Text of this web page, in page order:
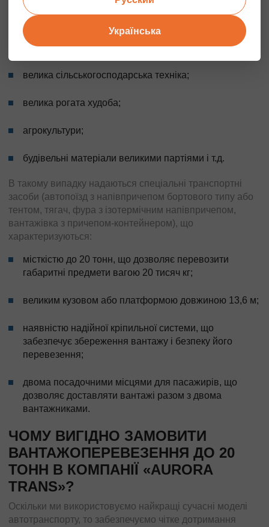
транспортування промислових газових котлів;
виробниче обладнання;
велика сільськогосподарська техніка;
велика рогата худоба;
агрокультури;
будівельні матеріали великими партіями і т.д.
В такому випадку надаються спеціальні транспортні
засоби (автопоїзд з напівпричепом бортового типу або
тентом, тягач, фура з ізотермічним напівпричепом,
вантажівка з причепом-контейнером), що
характеризуються:
місткістю до 20 тонн, що дозволяє перевозити
габаритні предмети вагою 20 тисяч кг;
великим кузовом або платформою довжиною 13,6 м;
наявністю надійної кріпильної системи, що
забезпечує збереження вантажу і безпеку його
перевезення;
двома посадочними місцями для пасажирів, що
дозволяє доставляти вантажі разом з двома
вантажниками.
ЧОМУ ВИГІДНО ЗАМОВИТИ
ВАНТАЖОПЕРЕВЕЗЕННЯ ДО 20
ТОНН В КОМПАНІЇ «AURORA
TRANS»?
Оскільки ми використовуємо найкращі сучасні моделі
автотранспорту, то забезпечуємо чітке дотримання
Українська